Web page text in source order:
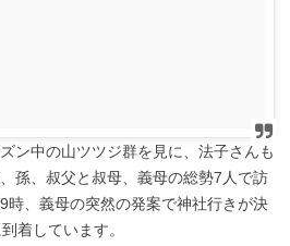
ン中の山ツツジ群を見に、法子さんも
孫、叔父と叔母、義母の総勢7人で訪
時、義母の突然の発案で神社行きが決
着しています。